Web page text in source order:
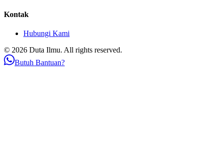
Kontak
Hubungi Kami
© 2026 Duta Ilmu. All rights reserved.
Butuh Bantuan?